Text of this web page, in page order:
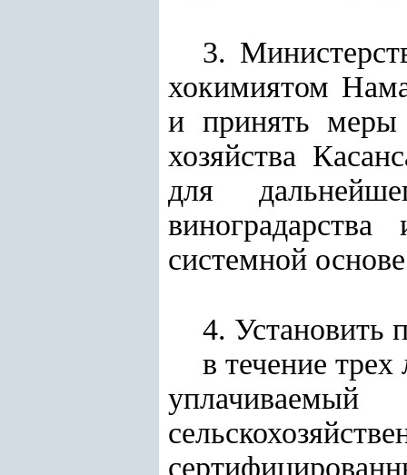
3.
хокимиятом
и принять меры
хозяйства
для
системной
4. Установить
в течение